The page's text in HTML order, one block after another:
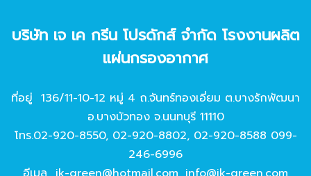
บริษัท เจ เค กรีน โปรดักส์ จํากัด โรงงานผลิต
แผ่นกรองอากาศ
ที่อยู่ 136/11-10-12 หมู่ 4 ถ.จันทร์ทองเอี่ยม ต.บางรักพัฒนา
อ.บางบัวทอง จ.นนทบุรี 11110
โทร.02-920-8550, 02-920-8802, 02-920-8588 099-
246-6996